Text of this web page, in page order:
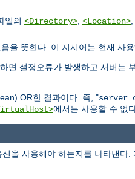
일의 <Directory> <Location>
을 뜻한다. 이 지시어는 현재 사
면 설정오류가 발생하고 서버는
OR한 결과이다. 즉, "server
에서는 사용할 수 없
을 사용해야 하는지를 나타낸다.